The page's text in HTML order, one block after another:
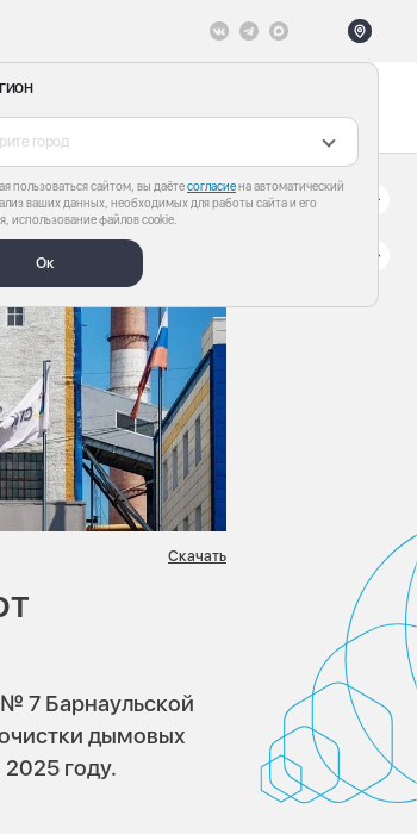
город
пользоваться сайтом, вы даётесогласиена автоматический
ваших данных, необходимых для работы сайта и его
использование файлов cookie.
Ок
Скачать
7 Барнаульской
дымовых
2025 году.